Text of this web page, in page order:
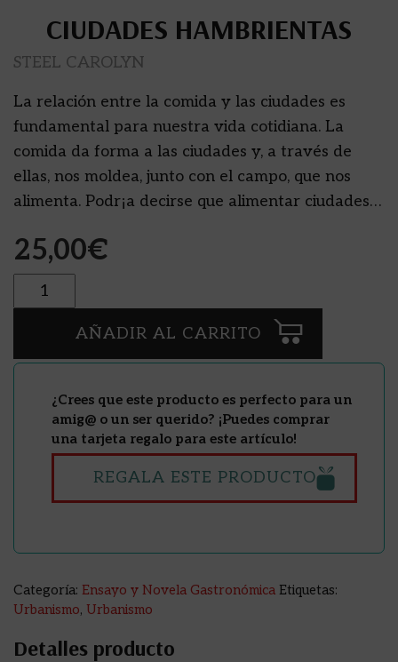
CIUDADES HAMBRIENTAS
STEEL CAROLYN
La relación entre la comida y las ciudades es
fundamental para nuestra vida cotidiana. La
comida da forma a las ciudades y, a través de
ellas, nos moldea, junto con el campo, que nos
alimenta. Podr¡a decirse que alimentar ciudades…
25,00€
Cantidad
AÑADIR AL CARRITO
¿Crees que este producto es perfecto para un
amig@ o un ser querido? ¡Puedes comprar
una tarjeta regalo para este artículo!
REGALA ESTE PRODUCTO
Categoría: Ensayo y Novela Gastronómica Etiquetas:
Urbanismo, Urbanismo
Detalles producto